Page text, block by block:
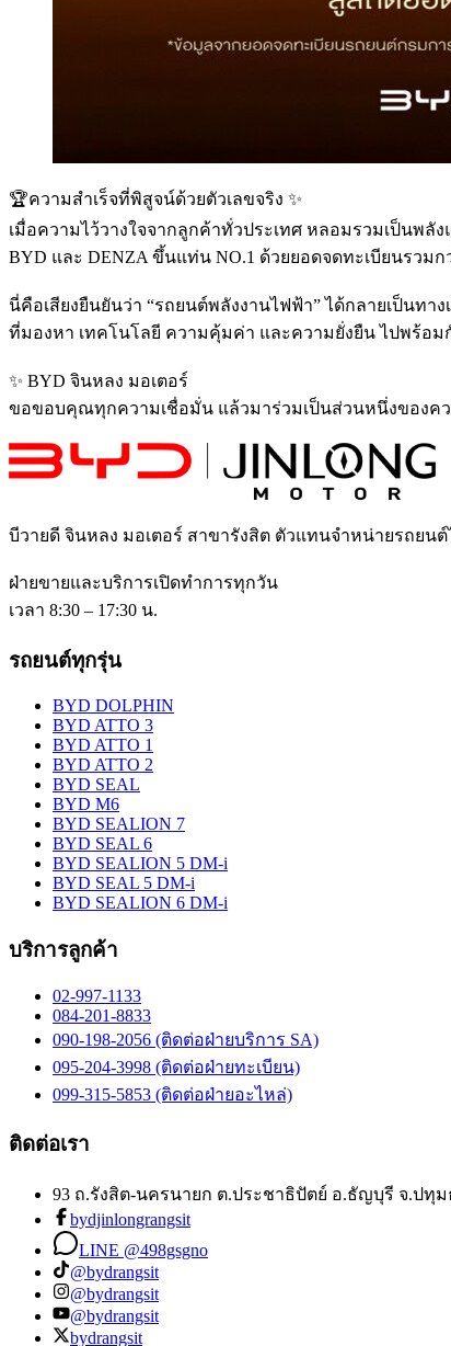
🏆ความสำเร็จที่พิสูจน์ด้วยตัวเลขจริง ✨
เมื่อความไว้วางใจจากลูกค้าทั่วประเทศ หลอมรวมเป็นพลั
BYD และ DENZA ขึ้นแท่น NO.1 ด้วยยอดจดทะเบียนรวมกว่
นี่คือเสียงยืนยันว่า “รถยนต์พลังงานไฟฟ้า” ได้กลายเป็นทา
ที่มองหา เทคโนโลยี ความคุ้มค่า และความยั่งยืน ไปพร้อม
✨ BYD จินหลง มอเตอร์
ขอขอบคุณทุกความเชื่อมั่น แล้วมาร่วมเป็นส่วนหนึ่งของคว
บีวายดี จินหลง มอเตอร์ สาขารังสิต ตัวแทนจำหน่ายรถยน
ฝ่ายขายและบริการเปิดทำการทุกวัน
เวลา 8:30 – 17:30 น.
รถยนต์ทุกรุ่น
BYD DOLPHIN
BYD ATTO 3
BYD ATTO 1
BYD ATTO 2
BYD SEAL
BYD M6
BYD SEALION 7
BYD SEAL 6
BYD SEALION 5 DM-i
BYD SEAL 5 DM-i
BYD SEALION 6 DM-i
บริการลูกค้า
02-997-1133
084-201-8833
090-198-2056 (ติดต่อฝ่ายบริการ SA)
095-204-3998 (ติดต่อฝ่ายทะเบียน)
099-315-5853 (ติดต่อฝ่ายอะไหล่)
ติดต่อเรา
93 ถ.รังสิต-นครนายก ต.ประชาธิปัตย์ อ.ธัญบุรี จ.ปทุ
bydjinlongrangsit
LINE @498gsgno
@bydrangsit
@bydrangsit
@bydrangsit
bydrangsit